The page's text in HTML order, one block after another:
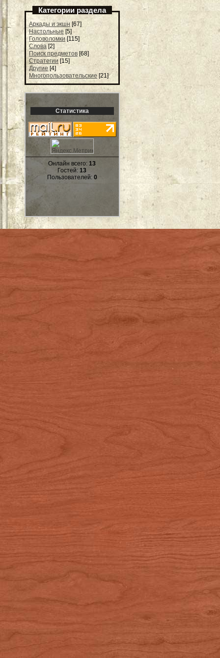
Категории раздела
Аркады и экшн [67]
Настольные [5]
Головоломки [115]
Слова [2]
Поиск предметов [68]
Стратегии [15]
Другие [4]
Многопользовательские [21]
Статистика
Онлайн всего:13
Гостей:13
Пользователей: 0